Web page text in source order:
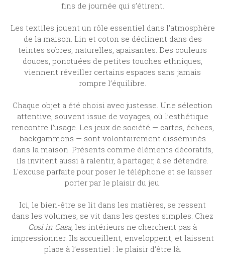
fins de journée qui s’étirent.
Les textiles jouent un rôle essentiel dans l’atmosphère
de la maison. Lin et coton se déclinent dans des
teintes sobres, naturelles, apaisantes. Des couleurs
douces, ponctuées de petites touches ethniques,
viennent réveiller certains espaces sans jamais
rompre l’équilibre.
Chaque objet a été choisi avec justesse. Une sélection
attentive, souvent issue de voyages, où l’esthétique
rencontre l’usage. Les jeux de société — cartes, échecs,
backgammons — sont volontairement disséminés
dans la maison. Présents comme éléments décoratifs,
ils invitent aussi à ralentir, à partager, à se détendre.
L'excuse parfaite pour poser le téléphone et se laisser
porter par le plaisir du jeu.
Ici, le bien-être se lit dans les matières, se ressent
dans les volumes, se vit dans les gestes simples. Chez
Cosi in Casa, les intérieurs ne cherchent pas à
impressionner. Ils accueillent, enveloppent, et laissent
place à l’essentiel : le plaisir d’être là.